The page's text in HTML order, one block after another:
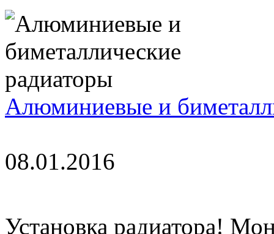
Алюминиевые и
08.01.2016
Установка радиатора!